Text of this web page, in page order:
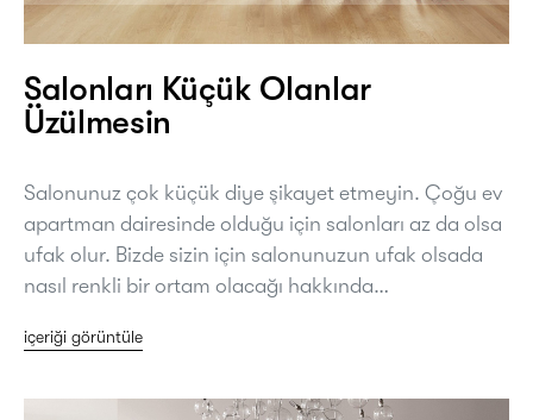
Salonları Küçük Olanlar
Üzülmesin
Salonunuz çok küçük diye şikayet etmeyin. Çoğu ev
apartman dairesinde olduğu için salonları az da olsa
ufak olur. Bizde sizin için salonunuzun ufak olsada
nasıl renkli bir ortam olacağı hakkında…
içeriği görüntüle